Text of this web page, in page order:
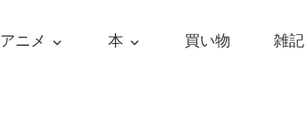
アニメ 本 買い物 雑記